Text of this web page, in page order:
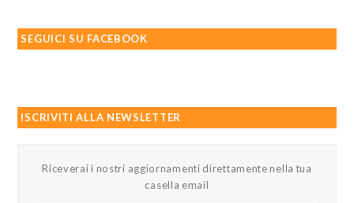
SEGUICI SU FACEBOOK
ISCRIVITI ALLA NEWSLETTER
Riceverai i nostri aggiornamenti direttamente nella tua
casella email